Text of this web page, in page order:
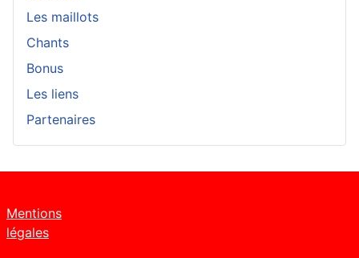
Les maillots
Chants
Bonus
Les liens
Partenaires
Mentions
légales